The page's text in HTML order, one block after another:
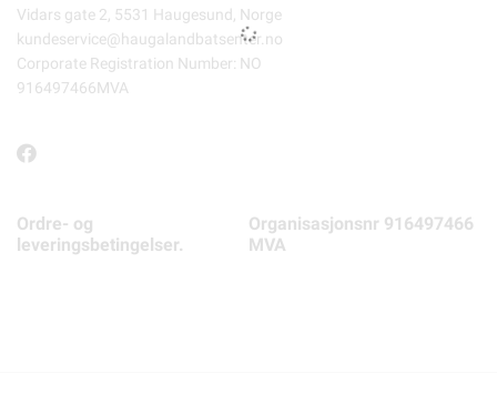
Vidars gate 2, 5531 Haugesund, Norge
kundeservice@haugalandbatsenter.no
Corporate Registration Number: NO
916497466MVA
Ordre- og
leveringsbetingelser.
Organisasjonsnr 916497466
MVA